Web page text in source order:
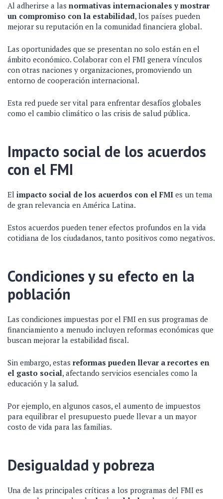
Al adherirse a las normativas internacionales y mostrar
un compromiso con la estabilidad, los países pueden
mejorar su reputación en la comunidad financiera global.
Las oportunidades que se presentan no solo están en el
ámbito económico. Colaborar con el FMI genera vínculos
con otras naciones y organizaciones, promoviendo un
entorno de cooperación internacional.
Esta red puede ser vital para enfrentar desafíos globales
como el cambio climático o las crisis de salud pública.
Impacto social de los acuerdos
con el FMI
El impacto social de los acuerdos con el FMI es un tema
de gran relevancia en América Latina.
Estos acuerdos pueden tener efectos profundos en la vida
cotidiana de los ciudadanos, tanto positivos como negativos.
Condiciones y su efecto en la
población
Las condiciones impuestas por el FMI en sus programas de
financiamiento a menudo incluyen reformas económicas que
buscan mejorar la estabilidad fiscal.
Sin embargo, estas reformas pueden llevar a recortes en
el gasto social, afectando servicios esenciales como la
educación y la salud.
Por ejemplo, en algunos casos, el aumento de impuestos
para equilibrar el presupuesto puede llevar a un mayor
costo de vida para las familias.
Desigualdad y pobreza
Una de las principales críticas a los programas del FMI es